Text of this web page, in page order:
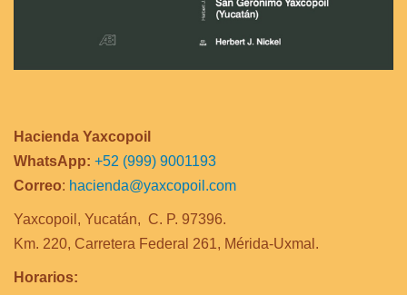
Hacienda Yaxcopoil
WhatsApp: +52 (999) 9001193
Correo: hacienda@yaxcopoil.com
Yaxcopoil, Yucatán, C. P. 97396.
Km. 220, Carretera Federal 261, Mérida-Uxmal.
Horarios: